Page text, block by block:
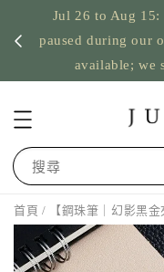
Jul 26 to Aug 15:
paused during our
available; we
搜尋
首頁 / 【鋼珠筆｜幻影黑金